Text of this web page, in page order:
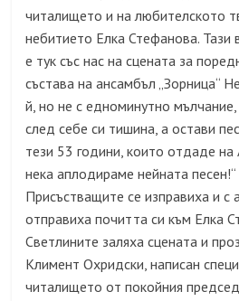
читалището и на любителското
небитието Елка Стефанова. Тази
е тук със нас на сцената за
състава на ансамбъл „Зорница“
й, но не с едноминутно
след себе си тишина, а остави
тези 53 години, които отдаде на
нека аплодираме нейната песен!“
Присъстващите се изправиха и с
отправиха почитта си към Елка
Светлините заляха сцената и
Климент Охридски, написан
читалището от покойния